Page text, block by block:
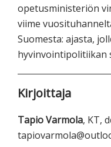
opetusministeriön
viime
Suomesta: ajasta,
hyvinvointipolitiikan
Kirjoittaja
Tapio Varmola, KT,